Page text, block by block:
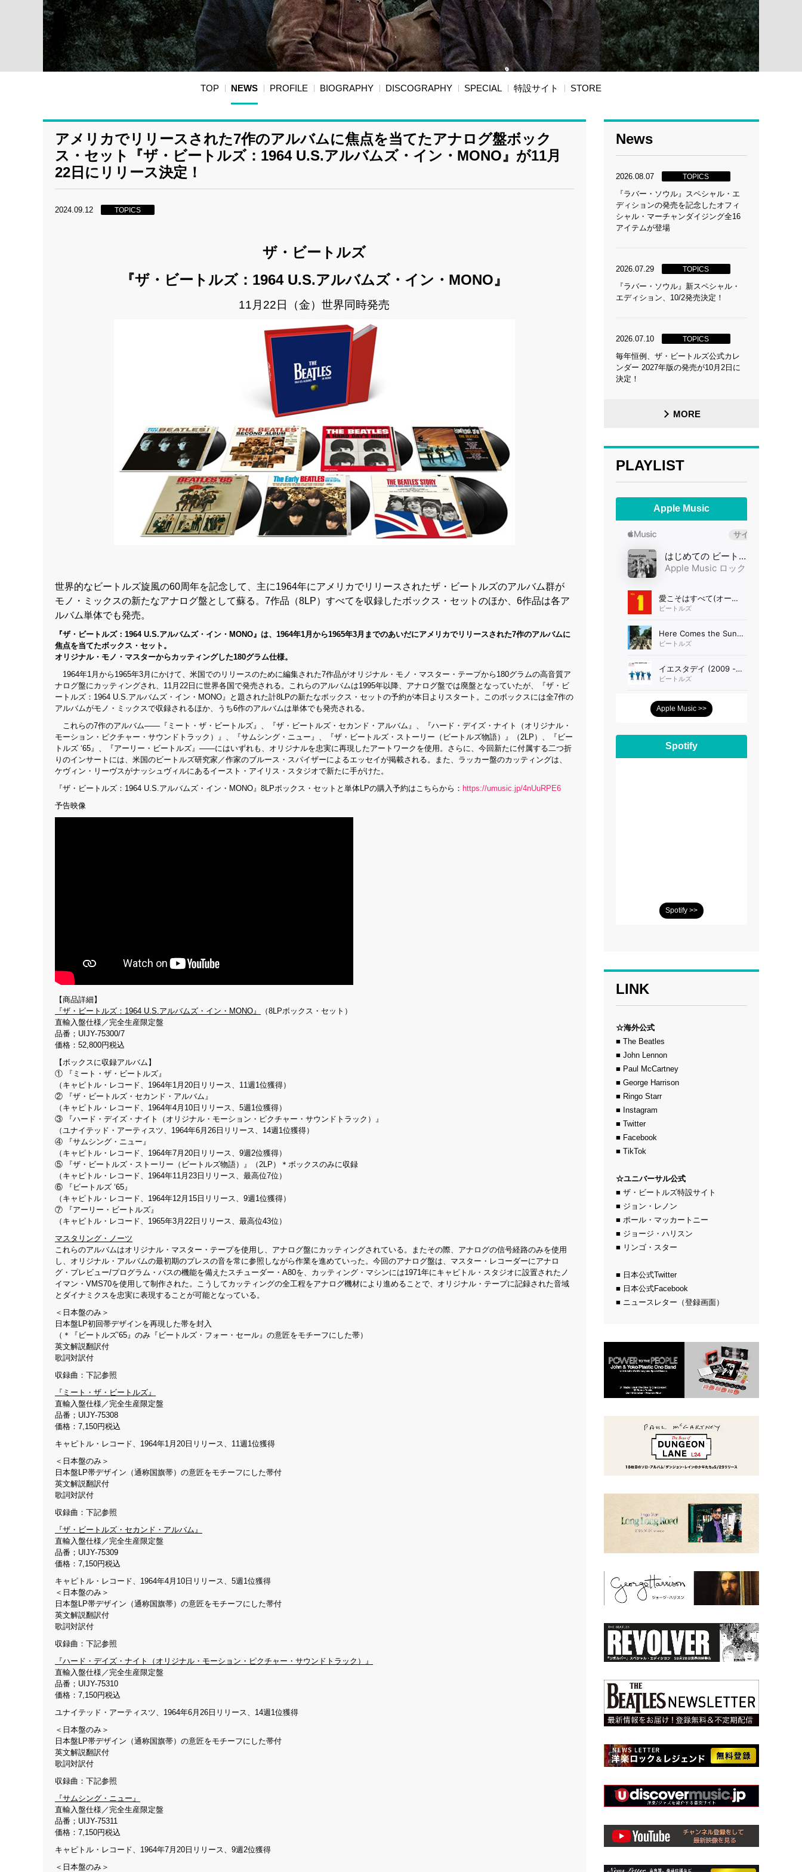
TOP NEWS PROFILE BIOGRAPHY DISCOGRAPHY SPECIAL 特設サイト STORE
アメリカでリリースされた7作のアルバムに焦点を当てたアナログ盤ボック
ス・セット『ザ・ビートルズ：1964 U.S.アルバムズ・イン・MONO』が11月
22日にリリース決定！
2024.09.12 TOPICS
ザ・ビートルズ
『ザ・ビートルズ：1964 U.S.アルバムズ・イン・MONO』
11月22日（金）世界同時発売
世界的なビートルズ旋風の60周年を記念して、主に1964年にアメリカでリリースされたザ・ビートルズのアルバム群が
モノ・ミックスの新たなアナログ盤として蘇る。7作品（8LP）すべてを収録したボックス・セットのほか、6作品は各ア
ルバム単体でも発売。
『ザ・ビートルズ： 1964 U.S.アルバムズ・イン・ MONO』は、 1964年1月から1965年3月までのあいだにアメリカでリリースされた7作のアルバムに
焦点を当てたボックス・セット。
オリジナル・モノ・マスターからカッティングした180グラム仕様。
1964年1月から1965年3月にかけて、米国でのリリースのために編集された7作品がオリジナル・モノ・マスター・テープから180グラムの高音質ア
ナログ盤にカッティングされ、11月22日に世界各国で発売される。これらのアルバムは1995年以降、アナログ盤では廃盤となっていたが、『ザ・ビ
ートルズ：1964 U.S.アルバムズ・イン・MONO』と題された計8LPの新たなボックス・セットの予約が本日よりスタート。このボックスには全7作の
アルバムがモノ・ミックスで収録されるほか、うち6作のアルバムは単体でも発売される。
これらの7作のアルバム――『ミート・ザ・ビートルズ』、『ザ・ビートルズ・セカンド・アルバム』、『ハード・デイズ・ナイト（オリジナル・
モーション・ピクチャー・サウンドトラック）』、『サムシング・ニュー』、『ザ・ビートルズ・ストーリー（ビートルズ物語）』（2LP）、『ビー
トルズ ‘65』、『アーリー・ビートルズ』――にはいずれも、オリジナルを忠実に再現したアートワークを使用。さらに、今回新たに付属する二つ折
りのインサートには、米国のビートルズ研究家／作家のブルース・スパイザーによるエッセイが掲載される。また、ラッカー盤のカッティングは、
ケヴィン・リーヴスがナッシュヴィルにあるイースト・アイリス・スタジオで新たに手がけた。
『ザ・ビートルズ：1964 U.S.アルバムズ・イン・MONO』8LPボックス・セットと単体LPの購入予約はこちらから： https://umusic.jp/4nUuRPE6
予告映像
【商品詳細】
『ザ・ビートルズ：1964 U.S.アルバムズ・イン・MONO』
（8LPボックス・セット）
直輸入盤仕様／完全生産限定盤
品番；UIJY-75300/7
価格：52,800円税込
【ボックスに収録アルバム】
① 『ミート・ザ・ビートルズ』
（キャピトル・レコード、1964年1月20日リリース、11週1位獲得）
② 『ザ・ビートルズ・セカンド・アルバム』
（キャピトル・レコード、1964年4月10日リリース、5週1位獲得）
③ 『ハード・デイズ・ナイト（オリジナル・モーション・ピクチャー・サウンドトラック）』
（ユナイテッド・アーティスツ、1964年6月26日リリース、14週1位獲得）
④ 『サムシング・ニュー』
（キャピトル・レコード、1964年7月20日リリース、9週2位獲得）
⑤ 『ザ・ビートルズ・ストーリー（ビートルズ物語）』（2LP）＊ボックスのみに収録
（キャピトル・レコード、1964年11月23日リリース、最高位7位）
⑥ 『ビートルズ ‘65』
（キャピトル・レコード、1964年12月15日リリース、9週1位獲得）
⑦ 『アーリー・ビートルズ』
（キャピトル・レコード、1965年3月22日リリース、最高位43位）
マスタリング・ノーツ
これらのアルバムはオリジナル・マスター・テープを使用し、アナログ盤にカッティングされている。またその際、アナログの信号経路のみを使用
し、オリジナル・アルバムの最初期のプレスの音を常に参照しながら作業を進めていった。今回のアナログ盤は、マスター・レコーダーにアナロ
グ・プレビュー/プログラム・パスの機能を備えたスチューダー・A80を、カッティング・マシンには1971年にキャピトル・スタジオに設置されたノ
イマン・VMS70を使用して制作された。こうしてカッティングの全工程をアナログ機材により進めることで、オリジナル・テープに記録された音域
とダイナミクスを忠実に表現することが可能となっている。
＜日本盤のみ＞
日本盤LP初回帯デザインを再現した帯を封入
（＊『ビートルズ’65』のみ『ビートルズ・フォー・セール』の意匠をモチーフにした帯）
英文解説翻訳付
歌詞対訳付
収録曲：下記参照
『ミート・ザ・ビートルズ』
直輸入盤仕様／完全生産限定盤
品番；UIJY-75308
価格：7,150円税込
キャピトル・レコード、1964年1月20日リリース、11週1位獲得
＜日本盤のみ＞
日本盤LP帯デザイン（通称国旗帯）の意匠をモチーフにした帯付
英文解説翻訳付
歌詞対訳付
収録曲：下記参照
『ザ・ビートルズ・セカンド・アルバム』
直輸入盤仕様／完全生産限定盤
品番；UIJY-75309
価格：7,150円税込
キャピトル・レコード、1964年4月10日リリース、5週1位獲得
＜日本盤のみ＞
日本盤LP帯デザイン（通称国旗帯）の意匠をモチーフにした帯付
英文解説翻訳付
歌詞対訳付
収録曲：下記参照
『ハード・デイズ・ナイト（オリジナル・モーション・ピクチャー・サウンドトラック）』
直輸入盤仕様／完全生産限定盤
品番；UIJY-75310
価格：7,150円税込
ユナイテッド・アーティスツ、1964年6月26日リリース、14週1位獲得
＜日本盤のみ＞
日本盤LP帯デザイン（通称国旗帯）の意匠をモチーフにした帯付
英文解説翻訳付
歌詞対訳付
収録曲：下記参照
『サムシング・ニュー』
直輸入盤仕様／完全生産限定盤
品番；UIJY-75311
価格：7,150円税込
キャピトル・レコード、1964年7月20日リリース、9週2位獲得
＜日本盤のみ＞
News
2026.08.07 TOPICS
『ラバー・ソウル』スペシャル・エ
ディションの発売を記念したオフィ
シャル・マーチャンダイジング全16
アイテムが登場
2026.07.29 TOPICS
『ラバー・ソウル』新スペシャル・
エディション、10/2発売決定！
2026.07.10 TOPICS
毎年恒例、ザ・ビートルズ公式カレ
ンダー 2027年版の発売が10月2日に
決定！
MORE
PLAYLIST
Apple Music
Apple Music >>
Spotify
Spotify >>
LINK
☆海外公式
■ The Beatles
■ John Lennon
■ Paul McCartney
■ George Harrison
■ Ringo Starr
■ Instagram
■ Twitter
■ Facebook
■ TikTok
☆ユニバーサル公式
■ ザ・ビートルズ特設サイト
■ ジョン・レノン
■ ポール・マッカートニー
■ ジョージ・ハリスン
■ リンゴ・スター
■ 日本公式Twitter
■ 日本公式Facebook
■ ニュースレター（登録画面）